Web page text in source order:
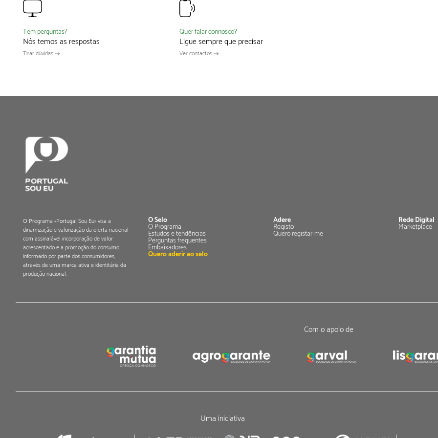
Tem perguntas?
Nós temos as respostas
Tirar dúvidas
Quer falar connosco?
Ligue sempre que precisar
Ver contactos
O Programa «Portugal Sou Eu» visa a
dinamização e valorização da oferta nacional
com assinalável incorporação de valor
acrescentado e a promoção do consumo
informado por parte dos consumidores,
através de uma marca ativa e identitária da
produção nacional.
O Selo
O Programa
Estudos e tendências
Perguntas frequentes
Embaixadores
Quero aderir ao selo
Adere
Registo
Quero registar-me
Rede Digital
Marketplace
Com o apoio de
Uma iniciativa